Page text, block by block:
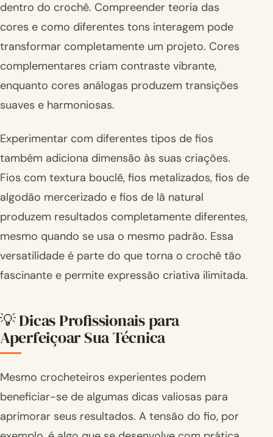
dentro do crochê. Compreender teoria das
cores e como diferentes tons interagem pode
transformar completamente um projeto. Cores
complementares criam contraste vibrante,
enquanto cores análogas produzem transições
suaves e harmoniosas.
Experimentar com diferentes tipos de fios
também adiciona dimensão às suas criações.
Fios com textura bouclê, fios metalizados, fios de
algodão mercerizado e fios de lã natural
produzem resultados completamente diferentes,
mesmo quando se usa o mesmo padrão. Essa
versatilidade é parte do que torna o crochê tão
fascinante e permite expressão criativa ilimitada.
💡 Dicas Profissionais para
Aperfeiçoar Sua Técnica
Mesmo crocheteiros experientes podem
beneficiar-se de algumas dicas valiosas para
aprimorar seus resultados. A tensão do fio, por